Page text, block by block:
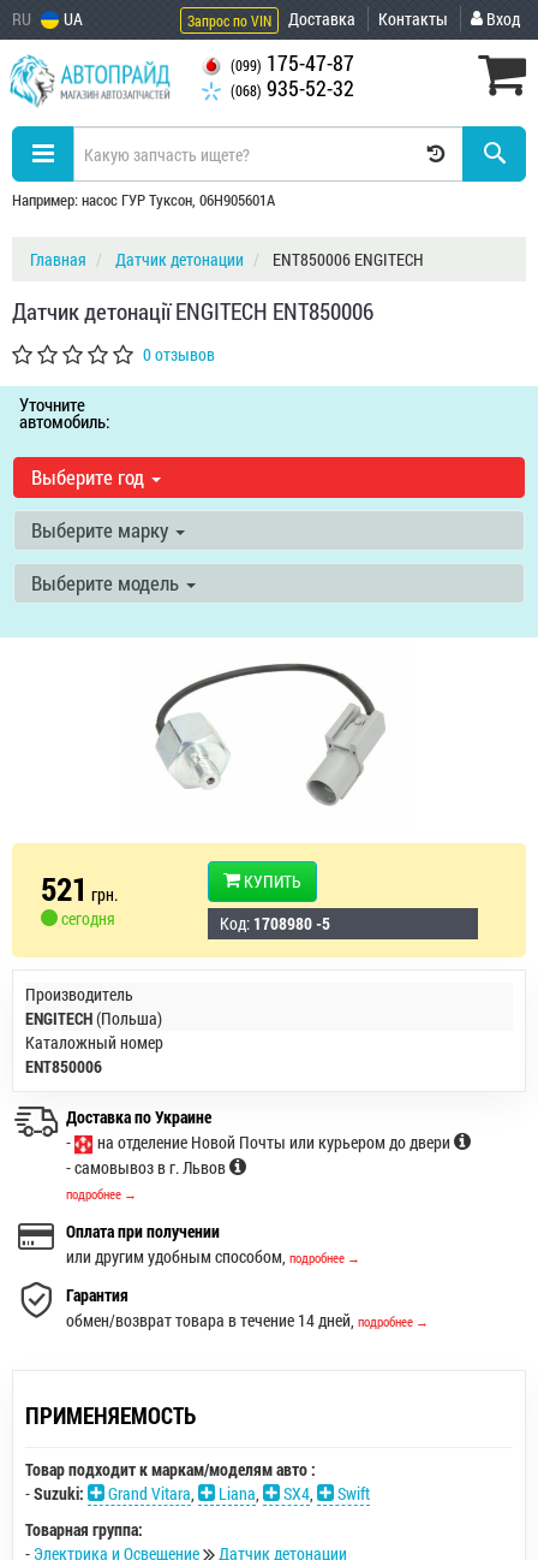
RU UA Запрос по VIN Доставка Контакты Вход
(099) 175-47-87
(068) 935-52-32
Например: насос ГУР Туксон, 06H905601A
Главная Датчик детонации ENT850006 ENGITECH
Датчик детонації ENGITECH ENT850006
0 отзывов
Уточните
автомобиль:
Выберите год
Выберите марку
Выберите модель
521 грн.
сегодня
КУПИТЬ
Код: 1708980 -5
Производитель
ENGITECH(Польша)
Каталожный номер
ENT850006
Доставка по Украине
-
на отделение Новой Почты или курьером до двери
- самовывоз в г. Львов
подробнее →
Оплата при получении
или другим удобным способом, подробнее →
Гарантия
обмен/возврат товара в течение 14 дней, подробнее →
ПРИМЕНЯЕМОСТЬ
Товар подходит к маркам/моделям авто :
-Suzuki: Grand Vitara, Liana, SX4,
Swift
Товарная группа:
- Электрика и Освещение Датчик детонации